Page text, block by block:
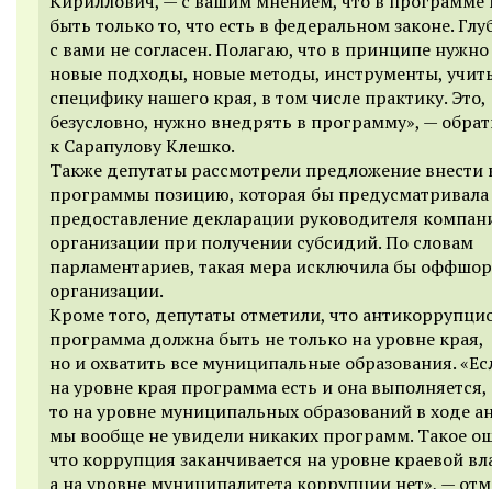
быть только то, что есть в федеральном законе.
с вами не согласен. Полагаю, что в принципе нужно
новые подходы, новые методы, инструменты,
специфику нашего края, в том числе практику. Это,
безусловно, нужно внедрять в программу», —
к Сарапулову Клешко.
Также депутаты рассмотрели предложение внести
программы позицию, которая бы предусматривала
предоставление декларации руководителя
организации при получении субсидий. По словам
парламентариев, такая мера исключила бы
организации.
Кроме того, депутаты отметили, что
программа должна быть не только на уровне края,
но и охватить все муниципальные образования.
на уровне края программа есть и она выполняется,
то на уровне муниципальных образований в ходе
мы вообще не увидели никаких программ. Такое
что коррупция заканчивается на уровне краевой
а на уровне муниципалитета коррупции нет», —